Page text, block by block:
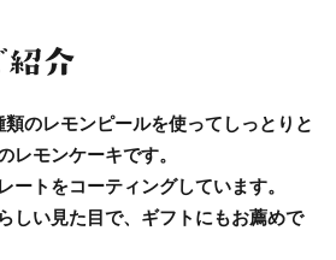
のレモンピールを使ってしっとりと
レモンケーキです。
ートをコーティングしています。
しい見た目で、ギフトにもお薦めで